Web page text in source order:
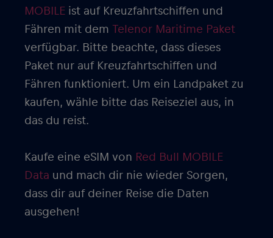
MOBILE ist auf Kreuzfahrtschiffen und
Fähren mit dem Telenor Maritime Paket
verfügbar. Bitte beachte, dass dieses
Paket nur auf Kreuzfahrtschiffen und
Fähren funktioniert. Um ein Landpaket zu
kaufen, wähle bitte das Reiseziel aus, in
das du reist.
Kaufe eine eSIM von Red Bull MOBILE
Data und mach dir nie wieder Sorgen,
dass dir auf deiner Reise die Daten
ausgehen!